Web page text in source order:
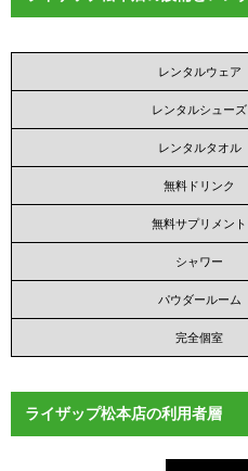
レンタルウェア
レンタルシューズ
レンタルタオル
無料ドリンク
無料サプリメント
シャワー
パウダールーム
完全個室
ライザップ松本店の利用者層